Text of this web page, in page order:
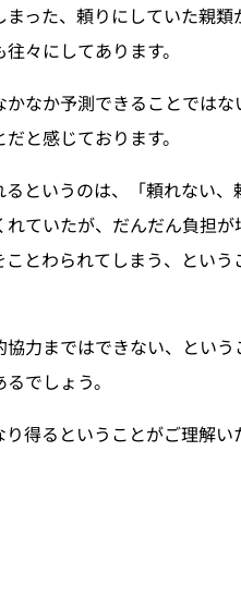
った、頼りにしていた親類
々にしてあります。
なか予測できることではな
と感じております。
というのは、「頼れない、
ていたが、だんだん負担が
とわられてしまう、という
力まではできない、とい
でしょう。
得るということがご理解い